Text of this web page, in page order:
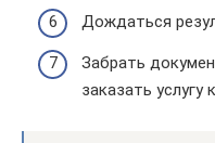
Дождаться
Забрать
заказать услугу